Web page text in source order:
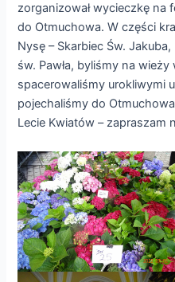
zorganizował wycieczkę na
do Otmuchowa. W części
Nysę – Skarbiec Św.
św. Pawła, byliśmy na
spacerowaliśmy urokliwymi
pojechaliśmy do
Lecie Kwiatów – zapraszam